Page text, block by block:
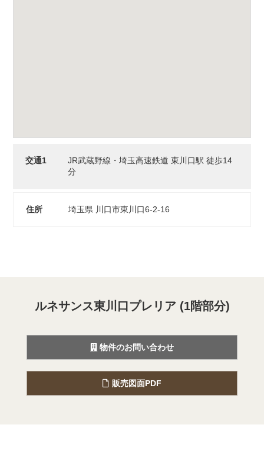
交通1
JR武蔵野線・埼玉高速鉄道 東川口駅 徒歩14
分
住所 埼玉県 川口市東川口6-2-16
ルネサンス東川口プレリア (1階部分)
物件のお問い合わせ
販売図面PDF